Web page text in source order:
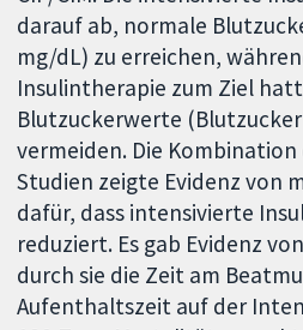
darauf ab, normale
mg/dL) zu erreichen,
Insulintherapie zum Ziel
Blutzuckerwerte
vermeiden. Die
Studien zeigte Evidenz von
dafür, dass intensivierte
reduziert. Es gab Evidenz
durch sie die Zeit am
Aufenthaltszeit auf der